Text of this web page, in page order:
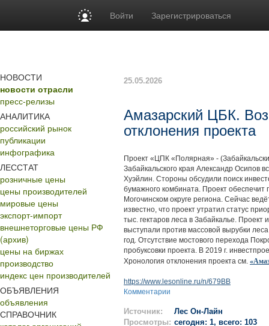
Войти Зарегистрироваться
НОВОСТИ
новости отрасли
пресс-релизы
АНАЛИТИКА
российский рынок
публикации
инфографика
ЛЕССТАТ
розничные цены
цены производителей
мировые цены
экспорт-импорт
внешнеторговые цены РФ
(архив)
цены на биржах
производство
индекс цен производителей
ОБЪЯВЛЕНИЯ
объявления
СПРАВОЧНИК
25.05.2026
Амазарский ЦБК.
отклонения проекта
Проект «ЦПК «Полярная» -
Забайкальского края Александр Осипов
Хуэйлин. Стороны обсудили поиск
бумажного комбината. Проект обеспечит
Могочинском округе региона. Сейчас
известно, что проект утратил статус
тыс. гектаров леса в Забайкалье.
выступали против массовой вырубки
год. Отсутствие мостового перехода
пробуксовки проекта. В 2019 г.
Хронология отклонения проекта см.
https://www.lesonline.ru/n/679BB
Комментарии
Источник:
Лес Он-Лайн
Просмотры: сегодня: 1, всего: 103